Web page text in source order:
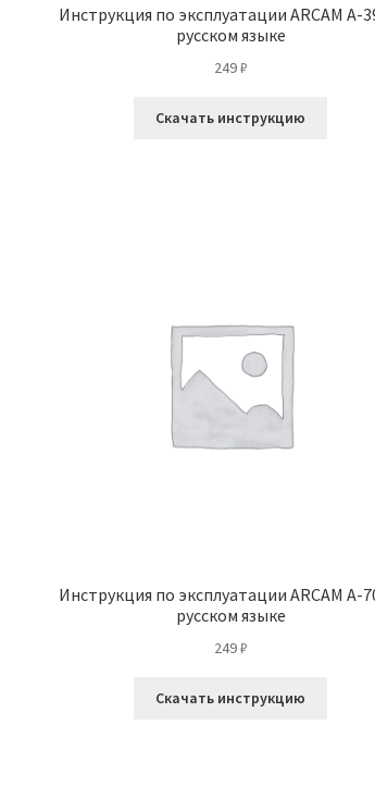
Инструкция по эксплуатации ARCAM A-
русском языке
249₽
Скачать инструкцию
Инструкция по эксплуатации ARCAM A-
русском языке
249₽
Скачать инструкцию